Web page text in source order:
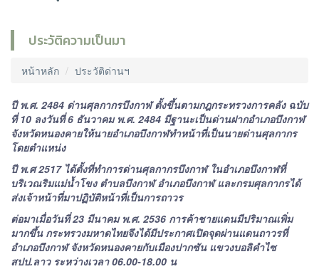
ประวัติความเป็นมา
หน้าหลัก ประวัติด่านฯ
ปี พ.ศ. 2484 ด่านศุลกากรบึงกาฬ ตั้งขึ้นตามกฎกระทรวงการคลัง ฉบับ
ที่ 10 ลงวันที่ 6 ธันวาคม พ.ศ. 2484 มีฐานะเป็นด่านฝากอำเภอบึงกาฬ
จังหวัดหนองคายให้นายอำเภอบึงกาฬทำหน้าที่เป็นนายด่านศุลกากร
โดยตำแหน่ง
ปี พ.ศ 2517 ได้ตั้งที่ทำการด่านศุลกากรบึงกาฬ ในอำเภอบึงกาฬที่
บริเวณริมแม่น้ำโขง ตำบลบึงกาฬ อำเภอบึงกาฬ และกรมศุลกากรได้
ส่งเจ้าหน้าที่มาปฏิบัติหน้าที่เป็นการถาวร
ต่อมาเมื่อวันที่ 23 มีนาคม พ.ศ. 2536 การค้าชายแดนมีปริมาณเพิ่ม
มากขึ้น กระทรวงมหาดไทยจึงได้มีประกาศเปิดจุดผ่านแดนถาวรที่
อำเภอบึงกาฬ จังหวัดหนองคายกับเมืองปากซัน แขวงบอลิคำไซ
สปป.ลาว ระหว่างเวลา 06.00-18.00 น